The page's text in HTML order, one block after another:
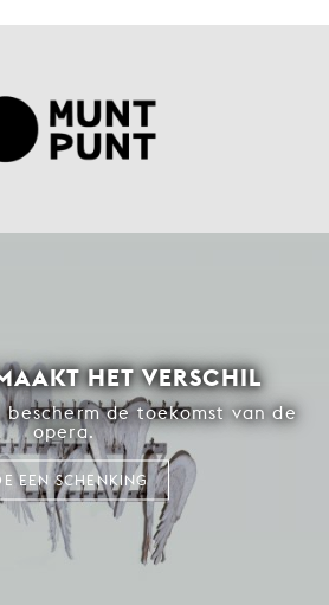
HET VERSCHIL
de toekomst van de
opera.
EEN SCHENKING